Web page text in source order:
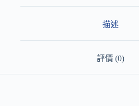
描述
評價 (0)